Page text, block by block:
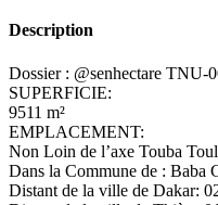
Description
Dossier : @senhectare TNU-
SUPERFICIE:
9511 m²
EMPLACEMENT:
Non Loin de l’axe Touba
Dans la Commune de : Baba
Distant de la ville de Dakar: